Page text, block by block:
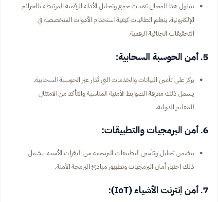
يتناول هذا المجال تقنيات جمع وتحليل الأدلة الرقمية المرتبطة بالجرائم
الإلكترونية. يتعلم الطالبات كيفية استخدام الأدوات المتخصصة في
التحقيقات الجنائية الرقمية.
5. أمن الحوسبة السحابية:
يركز على تأمين البيانات والخدمات التي تُدار عبر الحوسبة السحابية.
يشمل ذلك معرفة الضوابط الأمنية المناسبة والتأكد من الامتثال
للمعايير الدولية.
6. أمن البرمجيات والتطبيقات:
يتضمن تحليل وتأمين التطبيقات البرمجية من الثغرات الأمنية. يشمل
ذلك اختبار أمان البرمجيات وتطبيق مبادئ البرمجة الآمنة.
7. أمن إنترنت الأشياء (IoT):